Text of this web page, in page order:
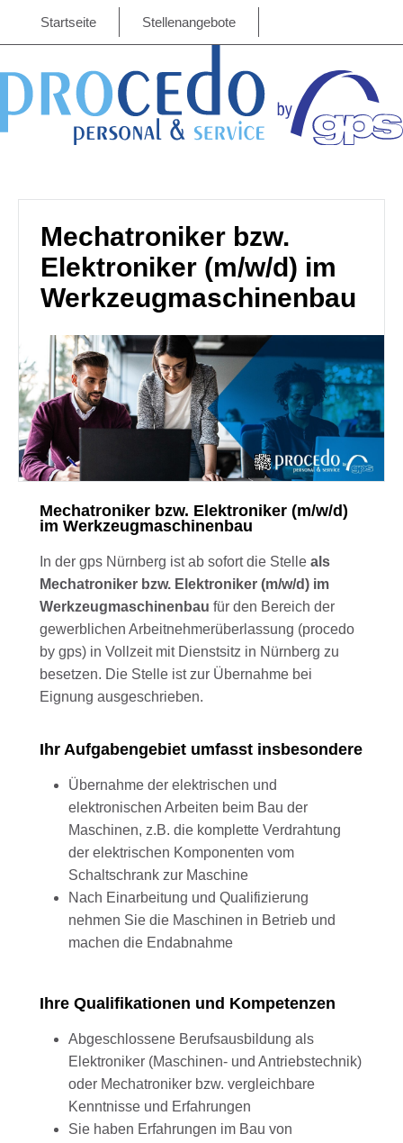
Startseite Stellenangebote
Mechatroniker bzw.
Elektroniker (m/w/d) im
Werkzeugmaschinenbau
Mechatroniker bzw. Elektroniker (m/w/d)
im Werkzeugmaschinenbau
In der gps Nürnberg ist ab sofort die Stelle als
Mechatroniker bzw. Elektroniker (m/w/d) im
Werkzeugmaschinenbau für den Bereich der
gewerblichen Arbeitnehmerüberlassung (procedo
by gps) in Vollzeit mit Dienstsitz in Nürnberg zu
besetzen. Die Stelle ist zur Übernahme bei
Eignung ausgeschrieben.
Ihr Aufgabengebiet umfasst insbesondere
Übernahme der elektrischen und
elektronischen Arbeiten beim Bau der
Maschinen, z.B. die komplette Verdrahtung
der elektrischen Komponenten vom
Schaltschrank zur Maschine
Nach Einarbeitung und Qualifizierung
nehmen Sie die Maschinen in Betrieb und
machen die Endabnahme
Ihre Qualifikationen und Kompetenzen
Abgeschlossene Berufsausbildung als
Elektroniker (Maschinen- und Antriebstechnik)
oder Mechatroniker bzw. vergleichbare
Kenntnisse und Erfahrungen
Sie haben Erfahrungen im Bau von